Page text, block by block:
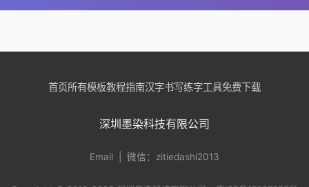
首页所有模板教程指南汉字书写练字工具免费下载
深圳墨染科技有限公司
Email | 微信：zitiedashi2013